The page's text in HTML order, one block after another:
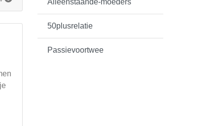
Alleenstaande-moeders
50plusrelatie
Passievoortwee